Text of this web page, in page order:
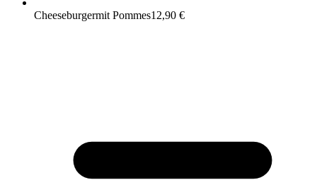
Cheeseburgermit Pommes12,90 €